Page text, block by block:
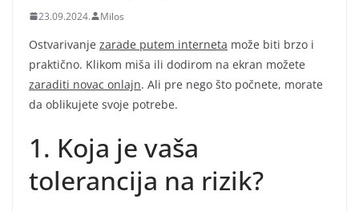
23.09.2024. Milos
Ostvarivanje zarade putem interneta može biti brzo i
praktično. Klikom miša ili dodirom na ekran možete
zaraditi novac onlajn. Ali pre nego što počnete, morate
da oblikujete svoje potrebe.
1. Koja je vaša
tolerancija na rizik?